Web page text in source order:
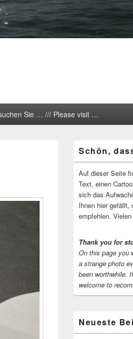
Sie … /// Please visit …
Seitenleisten-
Widgetbereich
Schön,
Auf dieser Seite
Text, einen
sich das
Ihnen hier gefällt,
empfehlen.
Thank you for
On this page you
a strange photo
been worthwhile.
welcome to
Neueste